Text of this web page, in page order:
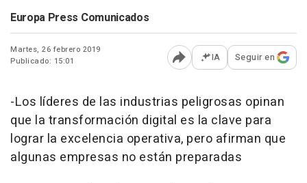
Europa Press Comunicados
Martes, 26 febrero 2019
Publicado: 15:01
Abrir opciones para
IA Seguir en
-Los líderes de las industrias peligrosas opinan
que la transformación digital es la clave para
lograr la excelencia operativa, pero afirman que
algunas empresas no están preparadas